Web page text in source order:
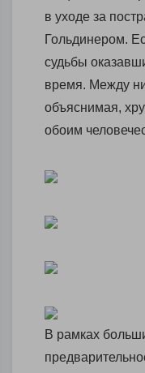
в уходе за
Гольдинером.
судьбы
время. Между
объяснимая,
обоим
В рамках